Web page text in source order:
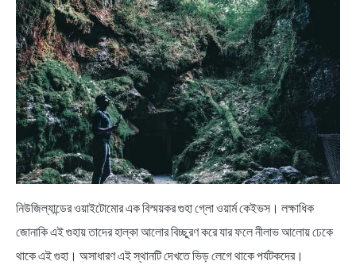
নিউজিল্যান্ডের ওয়াইটোমোর এক বিস্ময়কর গুহা গ্লো ওয়ার্ম কেইভস। লক্ষাধিক
জোনাকি এই গুহায় তাদের হাল্কা আলোর বিচ্ছুরণ করে যার ফলে নীলাভ আলোয় ঢেকে
থাকে এই গুহা। অসাধারণ এই স্থানটি দেখতে ভিড় লেগে থাকে পর্যটকদের।